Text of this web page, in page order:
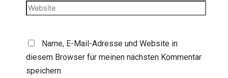
Adresse*
Website
Name, E-Mail-Adresse und Website in
diesem Browser für meinen nächsten Kommentar
speichern.